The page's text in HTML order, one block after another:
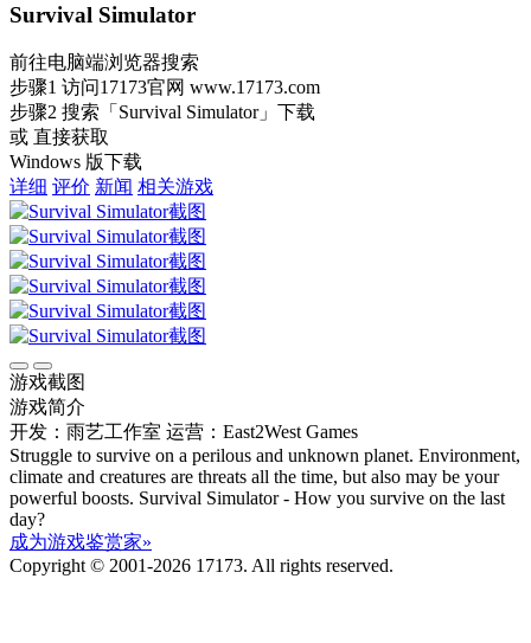
Survival Simulator
前往电脑端浏览器搜索
步骤1 访问17173官网 www.17173.com
步骤2 搜索 「Survival Simulator」 下载
或 直接获取
Windows 版下载
详细 评价 新闻 相关游戏
游戏截图
游戏简介
开发：雨艺工作室 运营：East2West Games
Struggle to survive on a perilous and unknown planet. Environment,
climate and creatures are threats all the time, but also may be your
powerful boosts. Survival Simulator - How you survive on the last
day?
成为游戏鉴赏家»
Copyright © 2001-2026 17173. All rights reserved.